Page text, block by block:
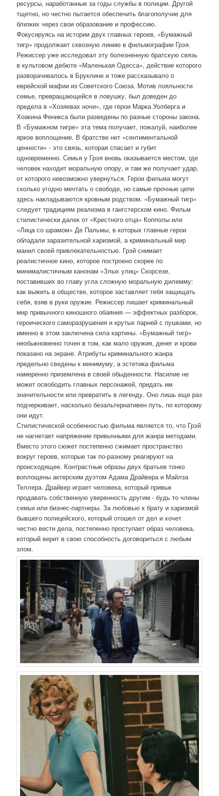
ресурсы, наработанные за годы службы в полиции. Другой
тщетно, но честно пытается обеспечить благополучие для
близких через свои образование и профессию.
Фокусируясь на истории двух главных героев, «Бумажный
тигр» продолжает сквозную линию в фильмографии Грэя.
Режиссер уже исследовал эту болезненную братскую связь
в культовом дебюте «Маленькая Одесса», действие которого
разворачивалось в Бруклине и тоже рассказывало о
еврейской мафии из Советского Союза. Мотив лояльности
семье, превращающейся в ловушку, был доведен до
предела в «Хозяевах ночи», где герои Марка Уолберга и
Хоакина Феникса были разведены по разные стороны закона.
В «Бумажном тигре» эта тема получает, пожалуй, наиболее
яркое воплощение. В братстве нет «сентиментальной
ценности» - это связь, которая спасает и губит
одновременно. Семья у Грэя вновь оказывается местом, где
человек находит моральную опору, и там же получает удар,
от которого невозможно увернуться. Герои фильма могут
сколько угодно мечтать о свободе, но самые прочные цепи
здесь накладываются кровным родством. «Бумажный тигр»
следует традициям реализма в гангстерском кино. Фильм
стилистически далек от «Крестного отца» Копполы или
«Лица со шрамом» Де Пальмы, в которых главные герои
обладали заразительной харизмой, а криминальный мир
манил своей привлекательностью. Грэй снимает
реалистичное кино, которое построено скорее по
минималистичным канонам «Злых улиц» Скорсезе,
поставивших во главу угла сложную моральную дилемму:
как выжить в обществе, которое заставляет тебя защищать
себя, взяв в руки оружие. Режиссер лишает криминальный
мир привычного киношного обаяния — эффектных разборок,
героического саморазрушения и крутых парней с пушками, но
именно в этом заключена сила картины. «Бумажный тигр»
необыкновенно точен в том, как мало оружия, денег и крови
показано на экране. Атрибуты криминального жанра
предельно сведены к минимуму, а эстетика фильма
намеренно приземлена в своей обыденности. Насилие не
может освободить главных персонажей, придать им
значительности или превратить в легенду. Оно лишь еще раз
подчеркивает, насколько безальтернативен путь, по которому
они идут.
Стилистической особенностью фильма является то, что Грэй
не нагнетает напряжение привычными для жанра методами.
Вместо этого сюжет постепенно сжимает пространство
вокруг героев, которые так по-разному реагируют на
происходящее. Контрастные образы двух братьев тонко
воплощены актерским дуэтом Адама Драйвера и Майлза
Теллера. Драйвер играет человека, который привык
продавать собственную уверенность другим - будь то члены
семьи или бизнес-партнеры. За любовью к брату и харизмой
бывшего полицейского, который отошел от дел и хочет
честно вести дела, постепенно проступает образ человека,
который верит в свою способность договориться с любым
злом.